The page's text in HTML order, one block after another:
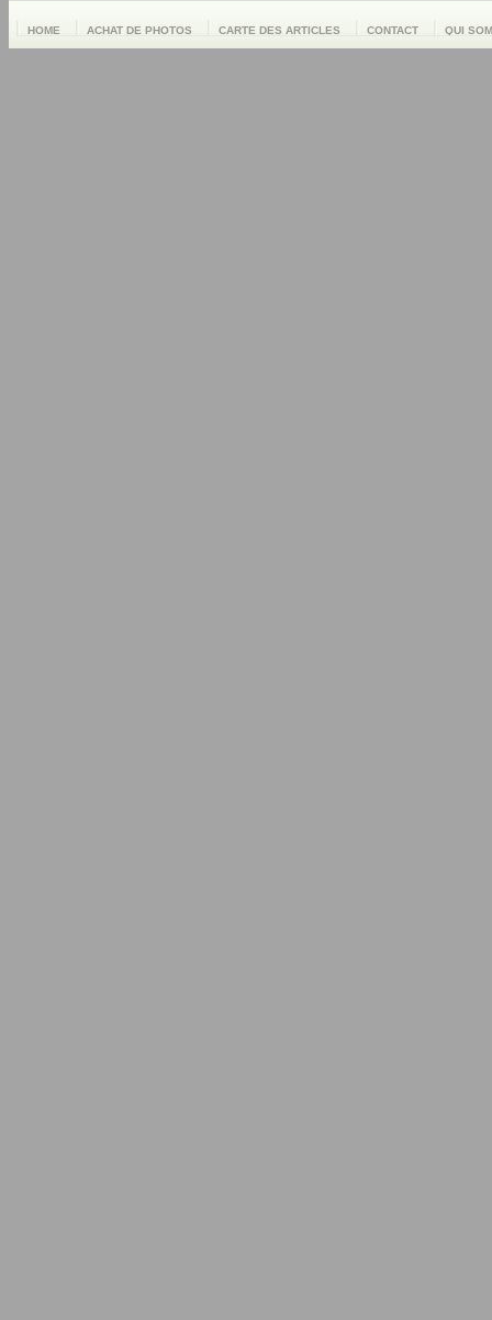
HOME ACHAT DE PHOTOS CARTE DES ARTICLES CONTACT QUI